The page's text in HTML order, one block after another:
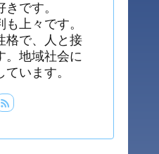
です。
上々です。
格で、人と接
。地域社会に
います。